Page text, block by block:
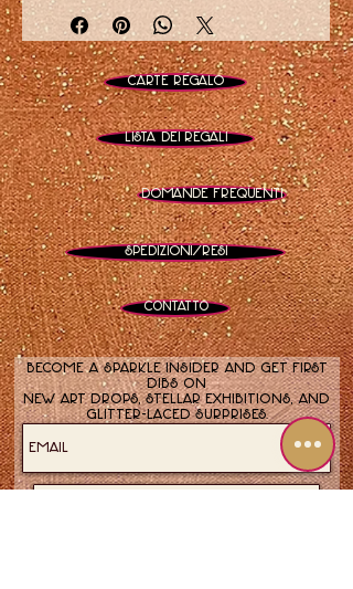
pittura astratta rosa,
rossa e arancione
esposto durante la
mostra Jersey Fresh
Carte regalo
Lista dei regali
Domande frequenti
Spedizioni/Resi
Contatto
Become a sparkle insider and get first
dibs on
new art drops, stellar exhibitions, and
glitter-laced surprises.